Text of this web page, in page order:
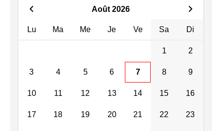
Août 2026
Lu Ma Me Je Ve Sa Di
1 2
3 4 5 6 7 8 9
10 11 12 13 14 15 16
17 18 19 20 21 22 23